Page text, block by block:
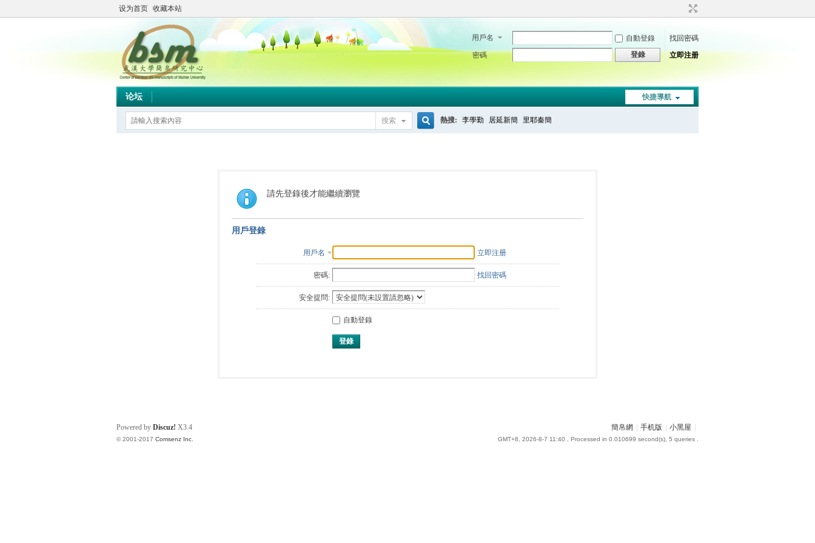
设为首页 收藏本站
用戶名 自動登錄
找回密碼
密碼
登錄 立即注册
快捷導航
论坛
搜索 熱搜: 李學勤 居延新簡 里耶秦簡
請先登錄後才能繼續瀏覽
用戶登錄
用戶名 立即注册
密碼: 找回密碼
安全提問:
自動登錄
登錄
簡帛網 手机版 小黑屋
GMT+8, 2026-8-7 11:40 , Processed in 0.010699 second(s), 5 queries .
Powered by Discuz! X3.4
© 2001-2017 Comsenz Inc.